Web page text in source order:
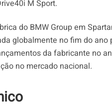
M Sport.
do BMW Group em
globalmente no fim do ano
da fabricante no
no mercado nacional.